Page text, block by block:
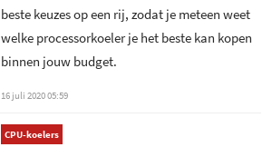
38,7 dB(A)
beste keuzes op een rij, zodat je meteen weet
welke processorkoeler je het beste kan kopen
binnen jouw budget.
16 juli 2020 05:59
CPU-koelers